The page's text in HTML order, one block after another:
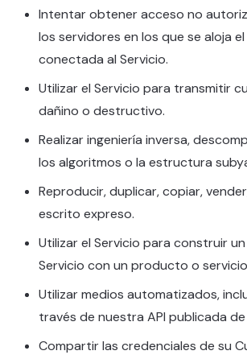
Intentar obtener acceso no
los servidores en los que se aloja
conectada al Servicio.
Utilizar el Servicio para transmitir
dañino o destructivo.
Realizar ingeniería inversa,
los algoritmos o la estructura
Reproducir, duplicar, copiar,
escrito expreso.
Utilizar el Servicio para construir
Servicio con un producto o
Utilizar medios automatizados,
través de nuestra API publicada
Compartir las credenciales de su